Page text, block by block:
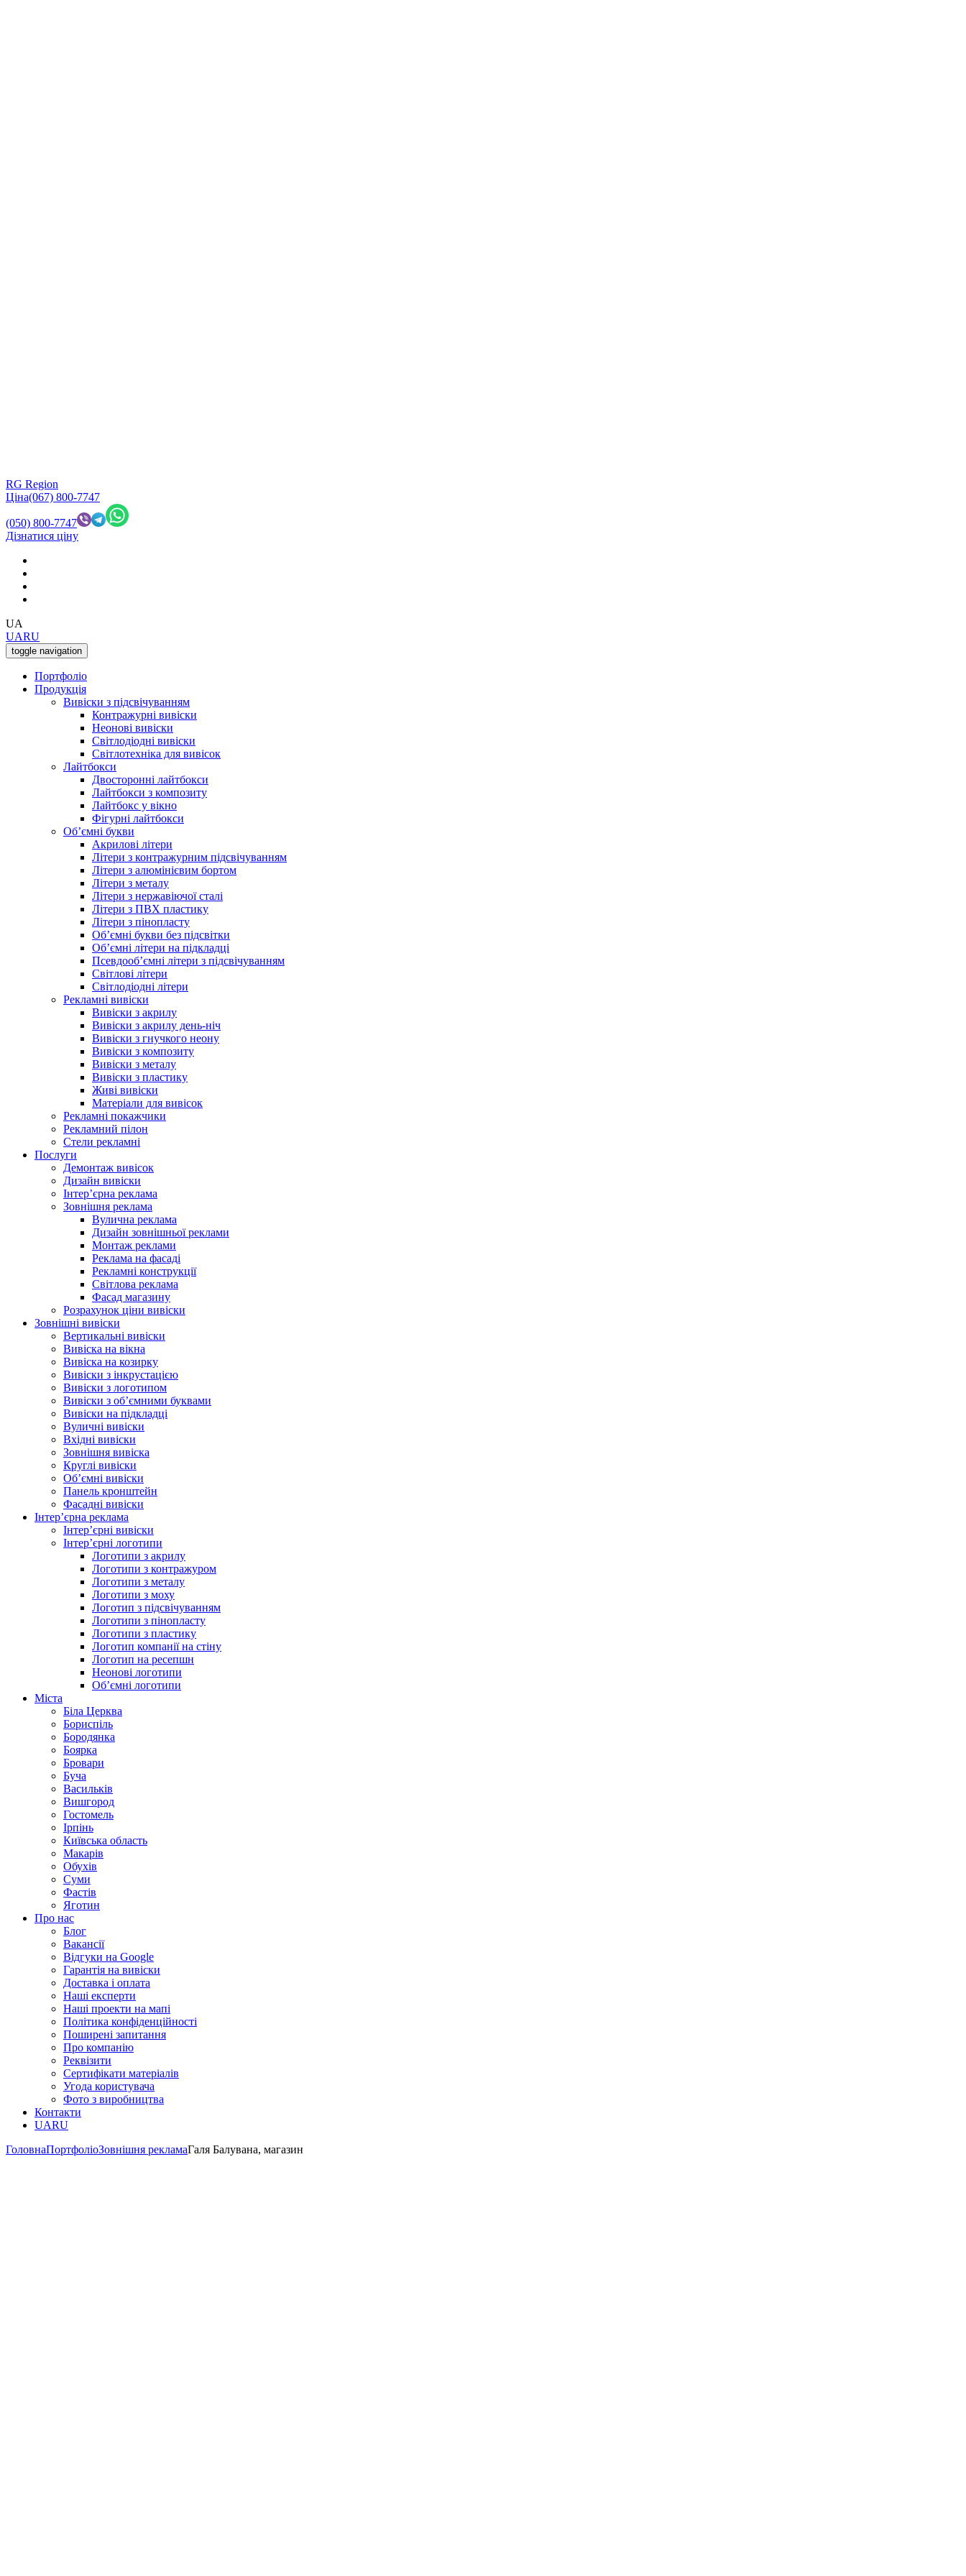
RG Region
Ціна(067) 800-7747
(050) 800-7747
Дізнатися ціну
UA
UARU
toggle navigation
Портфоліо
Продукція
Вивіски з підсвічуванням
Контражурні вивіски
Неонові вивіски
Світлодіодні вивіски
Світлотехніка для вивісок
Лайтбокси
Двосторонні лайтбокси
Лайтбокси з композиту
Лайтбокс у вікно
Фігурні лайтбокси
Об’ємні букви
Акрилові літери
Літери з контражурним підсвічуванням
Літери з алюмінієвим бортом
Літери з металу
Літери з нержавіючої сталі
Літери з ПВХ пластику
Літери з пінопласту
Об’ємні букви без підсвітки
Об’ємні літери на підкладці
Псевдооб’ємні літери з підсвічуванням
Світлові літери
Світлодіодні літери
Рекламні вивіски
Вивіски з акрилу
Вивіски з акрилу день-ніч
Вивіски з гнучкого неону
Вивіски з композиту
Вивіски з металу
Вивіски з пластику
Живі вивіски
Матеріали для вивісок
Рекламні покажчики
Рекламний пілон
Стели рекламні
Послуги
Демонтаж вивісок
Дизайн вивіски
Інтер’єрна реклама
Зовнішня реклама
Вулична реклама
Дизайн зовнішньої реклами
Монтаж реклами
Реклама на фасаді
Рекламні конструкції
Світлова реклама
Фасад магазину
Розрахунок ціни вивіски
Зовнішні вивіски
Вертикальні вивіски
Вивіска на вікна
Вивіска на козирку
Вивіски з інкрустацією
Вивіски з логотипом
Вивіски з об’ємними буквами
Вивіски на підкладці
Вуличні вивіски
Вхідні вивіски
Зовнішня вивіска
Круглі вивіски
Об’ємні вивіски
Панель кронштейн
Фасадні вивіски
Інтер’єрна реклама
Інтер’єрні вивіски
Інтер’єрні логотипи
Логотипи з акрилу
Логотипи з контражуром
Логотипи з металу
Логотипи з моху
Логотип з підсвічуванням
Логотипи з пінопласту
Логотипи з пластику
Логотип компанії на стіну
Логотип на ресепшн
Неонові логотипи
Об’ємні логотипи
Міста
Біла Церква
Бориспіль
Бородянка
Боярка
Бровари
Буча
Васильків
Вишгород
Гостомель
Ірпінь
Київська область
Макарів
Обухів
Суми
Фастів
Яготин
Про нас
Блог
Вакансії
Відгуки на Google
Гарантія на вивіски
Доставка і оплата
Наші експерти
Наші проекти на мапі
Політика конфіденційності
Поширені запитання
Про компанію
Реквізити
Сертифікати матеріалів
Угода користувача
Фото з виробництва
Контакти
UARU
ГоловнаПортфоліоЗовнішня рекламаГаля Балувана, магазин